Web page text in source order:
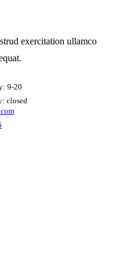
exercitation ullamco
9-20
closed